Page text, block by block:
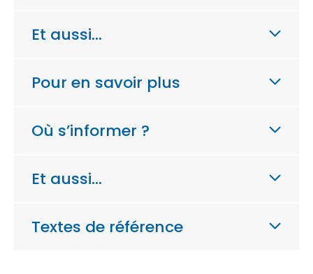
Et aussi…
Pour en savoir plus
Où s’informer ?
Et aussi…
Textes de référence